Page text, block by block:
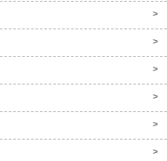
>
>
>
>
>
>